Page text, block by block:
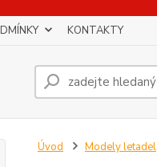
KONTAKTY
Úvod Modely letadel